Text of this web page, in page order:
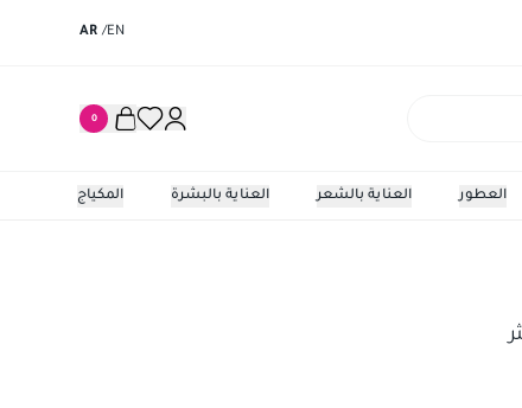
EN
/
AR
0
المكياج العناية بالبشرة العناية بالشعر العطور